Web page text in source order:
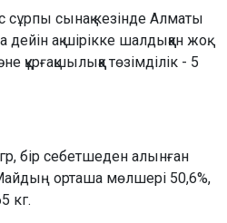
сұрпы сынақ кезінде Алматы
ақ шірікке шалдыққан жоқ.
төзімділік - 5
бір себетшеден алынған
орташа мөлшері 50,6%,
кг.